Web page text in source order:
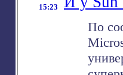
15:23
По